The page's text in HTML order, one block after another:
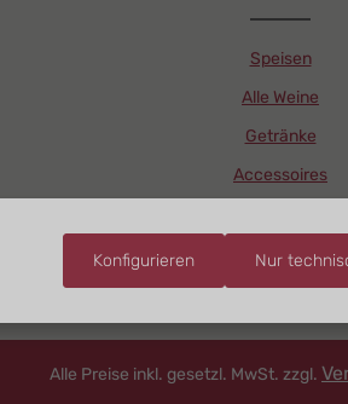
Speisen
Alle Weine
Getränke
Accessoires
Alle Preise inkl. gesetzl. MwSt. zzgl.
Nur
Konfigurieren